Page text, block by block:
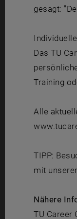
gesagt:
Das TU
Training
Alle
TIPP:
mit
Nähere
TU Career